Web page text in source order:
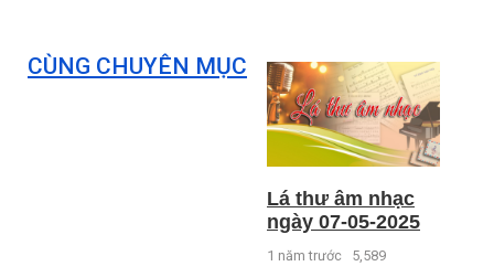
CÙNG CHUYÊN MỤC
Lá thư âm nhạc
ngày 07-05-2025
1 năm trước 5,589